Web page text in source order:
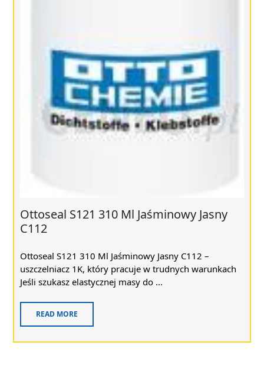
Ottoseal S121 310 Ml Jaśminowy Jasny
C112
Ottoseal S121 310 Ml Jaśminowy Jasny C112 –
uszczelniacz 1K, który pracuje w trudnych warunkach
Jeśli szukasz elastycznej masy do ...
READ MORE